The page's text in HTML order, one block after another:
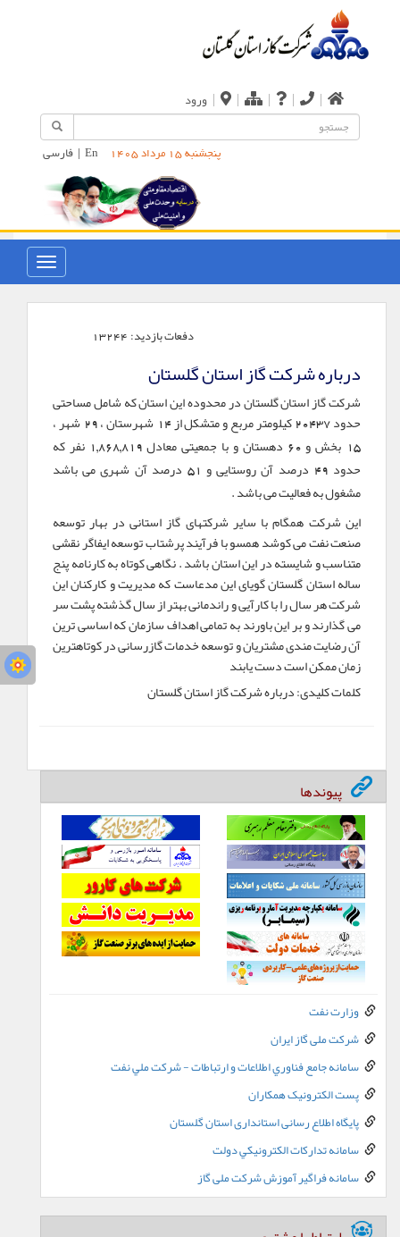
|
|
|
|
| ورود
پنجشنبه 15 مرداد 1405 En
| فارسی
دفعات بازدید: 13244
درباره شرکت گاز استان گلستان
شركت گاز استان گلستان در محدوده این استان كه شامل مساحتی
حدود 20437 كیلومتر مربع و متشكل از14 شهرستان ، 29 شهر ،
15 بخش و 60 دهستان و با جمعیتی معادل 1,868,819 نفر كه
حدود 49 درصد آن روستایی و 51 درصد آن شهری می باشد
مشغول به فعالیت می باشد .
این شركت همگام با سایر شركتهای گاز استانی در بهار توسعه
صنعت نفت می كوشد همسو با فرآیند پرشتاب توسعه ایفاگر نقشی
متناسب و شایسته در این استان باشد . نگاهی كوتاه به كارنامه پنج
ساله استان گلستان گویای این مدعاست كه مدیریت و كاركنان این
شركت هر سال را با كارآیی و راندمانی بهتر از سال گذشته پشت سر
می گذارند و بر این باورند به تمامی اهداف سازمان كه اساسی ترین
آن رضایت مندی مشتریان و توسعه خدمات گازرسانی در كوتاهترین
زمان ممكن است دست یابند
کلمات کلیدی:درباره شرکت گاز استان گلستان
پیوندها
وزارت نفت
شرکت ملی گاز ایران
سامانه جامع فناوري اطلاعات و ارتباطات - شرکت ملي نفت
پست الکترونيک همکاران
پایگاه اطلاع رسانی استانداری استان گلستان
سامانه تدارکات الکترونيکي دولت
سامانه فراگیر آموزش شرکت ملی گاز